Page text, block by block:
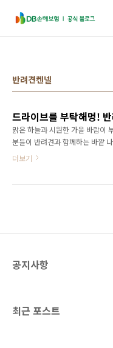
반려견켄넬
맑은 하늘과 시원한 가을 바람이
분들이 반려견과 함께하는 바깥
하고 계실텐데요. 반려견과 함께
맞춰 반려견을 내려오게 하면 안전
켄넬에..
더보기
공지사항
최근 포스트